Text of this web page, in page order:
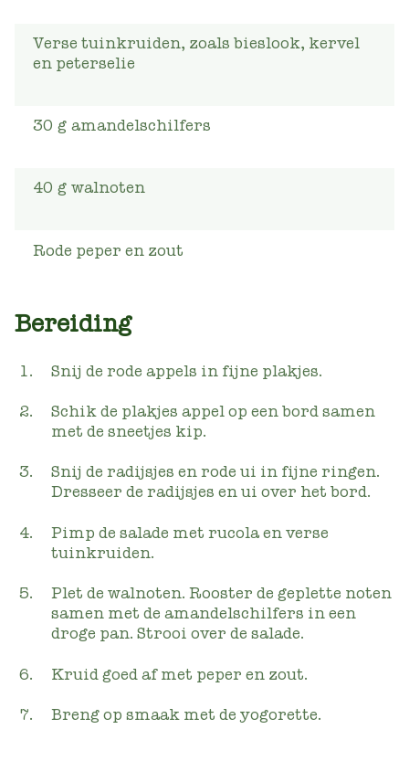
Verse tuinkruiden, zoals bieslook, kervel
en peterselie
30 g amandelschilfers
40 g walnoten
Rode peper en zout
Bereiding
Snij de rode appels in fijne plakjes.
Schik de plakjes appel op een bord samen
met de sneetjes kip.
Snij de radijsjes en rode ui in fijne ringen.
Dresseer de radijsjes en ui over het bord.
Pimp de salade met rucola en verse
tuinkruiden.
Plet de walnoten. Rooster de geplette noten
samen met de amandelschilfers in een
droge pan. Strooi over de salade.
Kruid goed af met peper en zout.
Breng op smaak met de yogorette.